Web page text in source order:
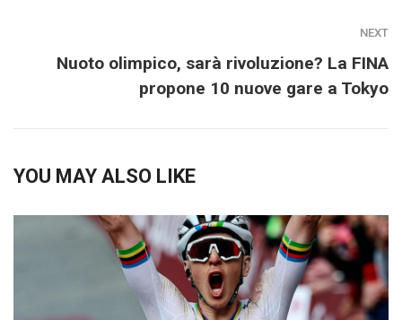
NEXT
Nuoto olimpico, sarà rivoluzione? La FINA
propone 10 nuove gare a Tokyo
YOU MAY ALSO LIKE